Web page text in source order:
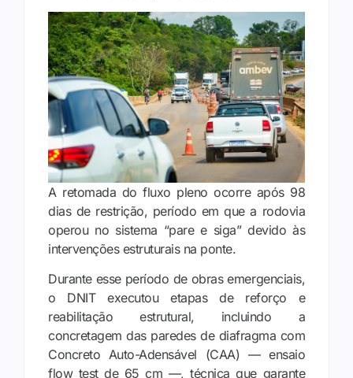
A retomada do fluxo pleno ocorre após 98
dias de restrição, período em que a rodovia
operou no sistema “pare e siga” devido às
intervenções estruturais na ponte.
Durante esse período de obras emergenciais,
o DNIT executou etapas de reforço e
reabilitação estrutural, incluindo a
concretagem das paredes de diafragma com
Concreto Auto-Adensável (CAA) — ensaio
flow test de 65 cm —, técnica que garante